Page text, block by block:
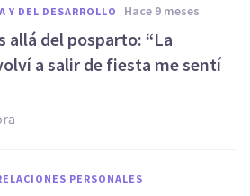
Y DEL DESARROLLO hace 9 meses
allá del posparto: “La
a salir de fiesta me sentí
PERSONALES